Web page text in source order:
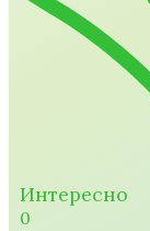
Интересно
0